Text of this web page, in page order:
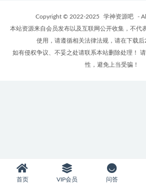
Copyright © 2022-2025 学神资源吧
-
本站资源来自会员发布以及互联网公开收集，不代
使用，请遵循相关法律法规，请在下载后
如有侵权争议、不妥之处请联系本站删除处理！
性，避免上当受骗！
首页 VIP会员 问答